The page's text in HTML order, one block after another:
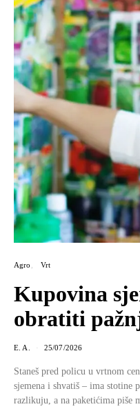
Agro Vrt
Kupovina
obratiti
E. A. 25/07/2026
Staneš pred policu u vrtnom
sjemena i shvatiš – ima stotine
razlikuju, a na paketićima piše